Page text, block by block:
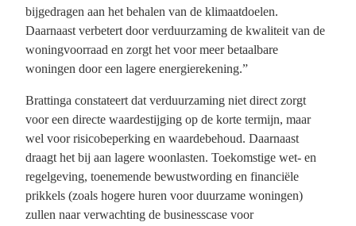
bijgedragen aan het behalen van de klimaatdoelen.
Daarnaast verbetert door verduurzaming de kwaliteit van de
woningvoorraad en zorgt het voor meer betaalbare
woningen door een lagere energierekening.”
Brattinga constateert dat verduurzaming niet direct zorgt
voor een directe waardestijging op de korte termijn, maar
wel voor risicobeperking en waardebehoud. Daarnaast
draagt het bij aan lagere woonlasten. Toekomstige wet- en
regelgeving, toenemende bewustwording en financiële
prikkels (zoals hogere huren voor duurzame woningen)
zullen naar verwachting de businesscase voor